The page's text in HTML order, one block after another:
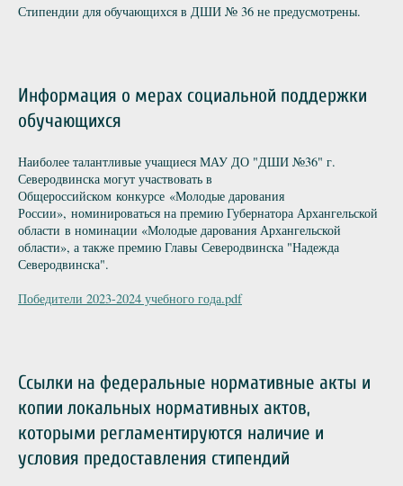
Стипендии для обучающихся в ДШИ № 36 не предусмотрены.
Информация о мерах социальной поддержки
обучающихся
Наиболее талантливые учащиеся МАУ ДО "ДШИ №36" г.
Северодвинска могут участвовать в
Общероссийском конкурсе «Молодые дарования
России», номинироваться на премию Губернатора Архангельской
области в номинации «Молодые дарования Архангельской
области», а также премию Главы Северодвинска "Надежда
Северодвинска".
Победители 2023-2024 учебного года.pdf
Ссылки на федеральные нормативные акты и
копии локальных нормативных актов,
которыми регламентируются наличие и
условия предоставления стипендий